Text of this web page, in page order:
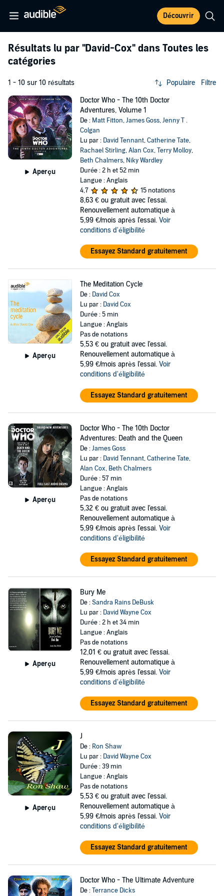
Découvrir
Résultats lu par "David-Cox" dans Toutes les
catégories
1 - 10 sur 10 résultats Populaire Filtre
Aperçu
Doctor Who - The 10th Doctor
Adventures, Volume 1
De : Matt Fitton,James Goss,Jenny T .
Colgan
Lu par : David Tennant,Catherine Tate,
Rachael Stirling,Alan Cox,Terry Molloy,
Beth Chalmers, Niky Wardley
Durée : 2 h et 52 min
Langue : Anglais
4,7
15 notations
8,63 € ou gratuit avec l'essai.
Renouvellement automatique à
5,99 €/mois après l'essai. Voir
conditions d'éligibilité
Essayez Standard gratuitement
Aperçu
The Meditation Cycle
De : David Cox
Lu par : David Cox
Durée : 5 min
Langue : Anglais
Pas de notations
5,53 € ou gratuit avec l'essai.
Renouvellement automatique à
5,99 €/mois après l'essai. Voir
conditions d'éligibilité
Essayez Standard gratuitement
Aperçu
Doctor Who - The 10th Doctor
Adventures: Death and the Queen
De :James Goss
Lu par : David Tennant,Catherine Tate,
Alan Cox, Beth Chalmers
Durée : 57 min
Langue : Anglais
Pas de notations
5,32 € ou gratuit avec l'essai.
Renouvellement automatique à
5,99 €/mois après l'essai. Voir
conditions d'éligibilité
Essayez Standard gratuitement
Aperçu
Bury Me
De :Sandra Rains DeBusk
Lu par : David Wayne Cox
Durée : 2 h et 34 min
Langue : Anglais
Pas de notations
12,01 € ou gratuit avec l'essai.
Renouvellement automatique à
5,99 €/mois après l'essai. Voir
conditions d'éligibilité
Essayez Standard gratuitement
Aperçu
J
De : Ron Shaw
Lu par : David Wayne Cox
Durée : 39 min
Langue : Anglais
Pas de notations
5,53 € ou gratuit avec l'essai.
Renouvellement automatique à
5,99 €/mois après l'essai. Voir
conditions d'éligibilité
Essayez Standard gratuitement
Doctor Who - The Ultimate Adventure
De :Terrance Dicks